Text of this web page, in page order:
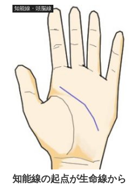
運命を読み解く一つの方法として
広く用いられています。中でも、
知能線（頭脳線）はその人の思考
や知性、判断力を示す重要な線
知能線・頭脳線
知能線の起点が生命線から